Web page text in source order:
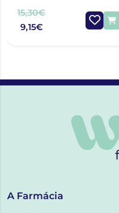
15,30€
9,15€
A Farmácia